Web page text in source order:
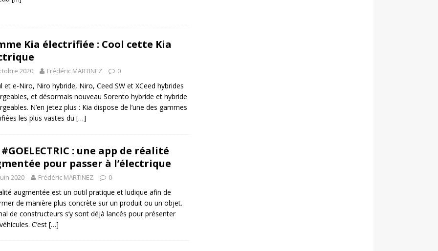
Kia électrifiée : Cool cette Kia
2020 Frédéric MARTINEZ 0
et e-Niro, Niro hybride, Niro, Ceed SW et XCeed hybrides
et désormais nouveau Sorento hybride et hybride
N’en jetez plus : Kia dispose de l’une des gammes
les plus vastes du […]
: une app de réalité
pour passer à l’électrique
2020 Frédéric MARTINEZ 0
augmentée est un outil pratique et ludique afin de
de manière plus concrète sur un produit ou un objet.
de constructeurs s’y sont déjà lancés pour présenter
C’est […]